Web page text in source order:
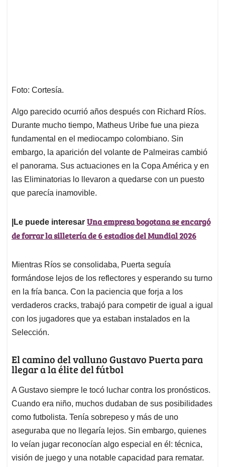
Foto: Cortesía.
Algo parecido ocurrió años después con Richard Ríos.
Durante mucho tiempo, Matheus Uribe fue una pieza
fundamental en el mediocampo colombiano. Sin
embargo, la aparición del volante de Palmeiras cambió
el panorama. Sus actuaciones en la Copa América y en
las Eliminatorias lo llevaron a quedarse con un puesto
que parecía inamovible.
|Le puede interesar Una empresa bogotana se encargó
de forrar la silletería de 6 estadios del Mundial 2026
Mientras Ríos se consolidaba, Puerta seguía
formándose lejos de los reflectores y esperando su turno
en la fría banca. Con la paciencia que forja a los
verdaderos cracks, trabajó para competir de igual a igual
con los jugadores que ya estaban instalados en la
Selección.
El camino del valluno Gustavo Puerta para
llegar a la élite del fútbol
A Gustavo siempre le tocó luchar contra los pronósticos.
Cuando era niño, muchos dudaban de sus posibilidades
como futbolista. Tenía sobrepeso y más de uno
aseguraba que no llegaría lejos. Sin embargo, quienes
lo veían jugar reconocían algo especial en él: técnica,
visión de juego y una notable capacidad para rematar.